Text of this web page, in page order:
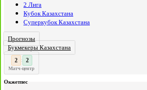
2 Лига
Кубок Казахстана
Суперкубок Казахстана
Прогнозы
Букмекеры Казахстана
3 : 2
Матч-центр
Окжетпес